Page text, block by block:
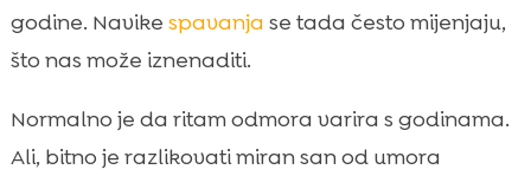
starijih mačaka
Kada starija mačka spava manje: uzroci
 Znakovi da san nije kvalitetan (i kako ih
prepoznati)
godine. Navike spavanja se tada često mijenjaju,
što nas može iznenaditi.
Normalno je da ritam odmora varira s godinama.
Ali, bitno je razlikovati miran san od umora